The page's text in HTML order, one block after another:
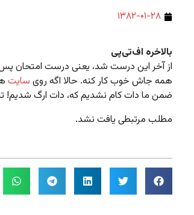
۱۳۸۲-۰۱-۲۸
بالاخره اف‌تی‌پی
از آخر این درست شد، یعنی درست امتحان
همه جاش خوب کار کنه. حالا اگه روی سایت
ضمن ما دات کام نشدیم که، دات ارگ شدیم!
مطلب مرتبطی یافت نشد.